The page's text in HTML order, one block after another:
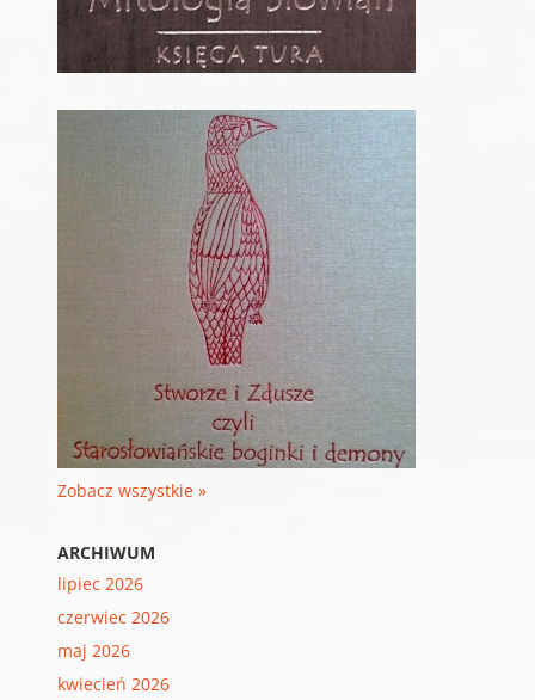
Zobacz wszystkie »
ARCHIWUM
lipiec 2026
czerwiec 2026
maj 2026
kwiecień 2026